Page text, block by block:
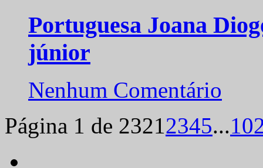
Portuguesa Joana
júnior
Nenhum Comentário
Página 1 de 23212345...10